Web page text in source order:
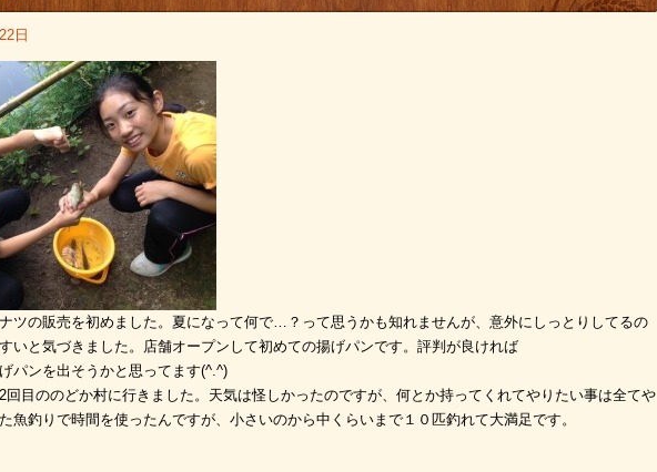
日
ツの販売を初めました。夏になって何で…？って思うかも知れませんが、意外にしっとりしてるの
いと気づきました。店舗オープンして初めての揚げパンです。評判が良ければ
パンを出そうかと思ってます(^.^)
回目ののどか村に行きました。天気は怪しかったのですが、何とか持ってくれてやりたい事は全てや
魚釣りで時間を使ったんですが、小さいのから中くらいまで１０匹釣れて大満足です。